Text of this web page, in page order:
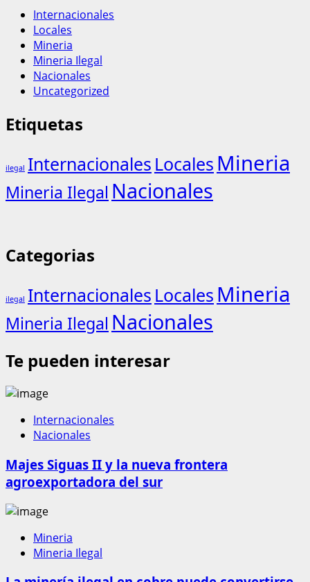
Internacionales
Locales
Mineria
Mineria Ilegal
Nacionales
Uncategorized
Etiquetas
ilegal Internacionales Locales Mineria
Mineria Ilegal Nacionales
Categorias
ilegal Internacionales Locales Mineria
Mineria Ilegal Nacionales
Te pueden interesar
Internacionales
Nacionales
Majes Siguas II y la nueva frontera
agroexportadora del sur
Mineria
Mineria Ilegal